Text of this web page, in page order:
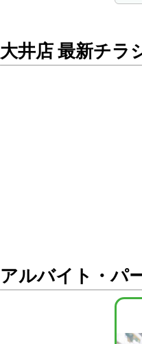
大井店 最新チラ
アルバイト・パ